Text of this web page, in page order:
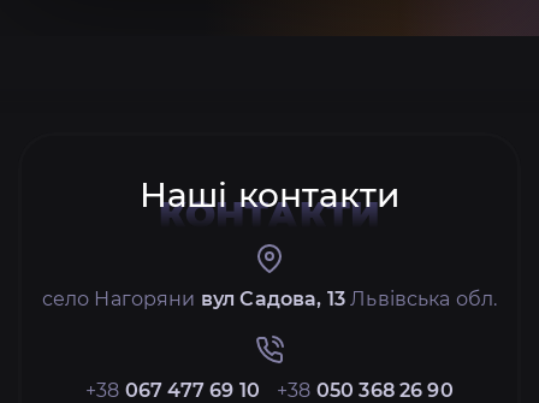
Наші контакти
КОНТАКТИ
село Нагоряни вул Садова, 13 Львівська обл.
+38 067 477 69 10 +38 050 368 26 90